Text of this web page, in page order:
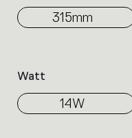
315mm
Watt
14W